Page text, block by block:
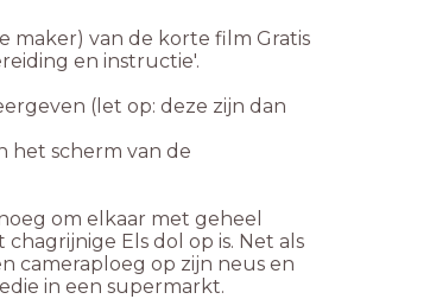
maker) van de korte film Gratis
en instructie'.
(let op: deze zijn dan
het scherm van de
om elkaar met geheel
Els dol op is. Net als
cameraploeg op zijn neus en
in een supermarkt.